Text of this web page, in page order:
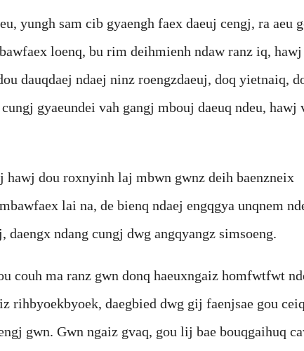
yungh sam cib gyaengh faex daeuj cengj, ra aeu
loenq, bu rim deihmienh ndaw ranz iq, hawj
dauqdaej ndaej ninz roengzdaeuj, doq yietnaiq,
gyaeundei vah gangj mbouj daeuq ndeu, hawj
hawj dou roxnyinh laj mbwn gwnz deih baenzneix
lai na, de bienq ndaej engqgya unqnem
ndang cungj dwg angqyangz simsoeng.
couh ma ranz gwn donq haeuxngaiz homfwtfwt
rihbyoekbyoek, daegbied dwg gij faenjsae gou
gwn. Gwn ngaiz gvaq, gou lij bae bouqgaihuq